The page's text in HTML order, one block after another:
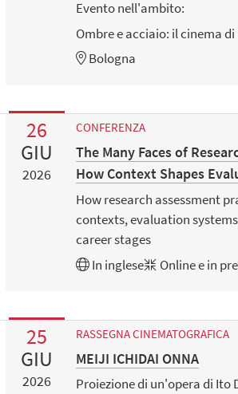
Evento nell'ambito:
Ombre e acciaio: il cinema
Bologna
26
GIU
2026
CONFERENZA
The Many Faces of
How Context Shapes
How research assessment
contexts, evaluation
career stages
In inglese Online e in
25
GIU
2026
RASSEGNA CINEMATOGRAFICA
MEIJI ICHIDAI ONNA
Proiezione di un'opera di Ito